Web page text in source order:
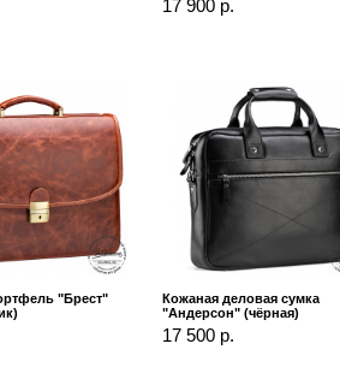
17 900 р.
"Брест"
Кожаная деловая сумка
"Андерсон" (чёрная)
17 500 р.